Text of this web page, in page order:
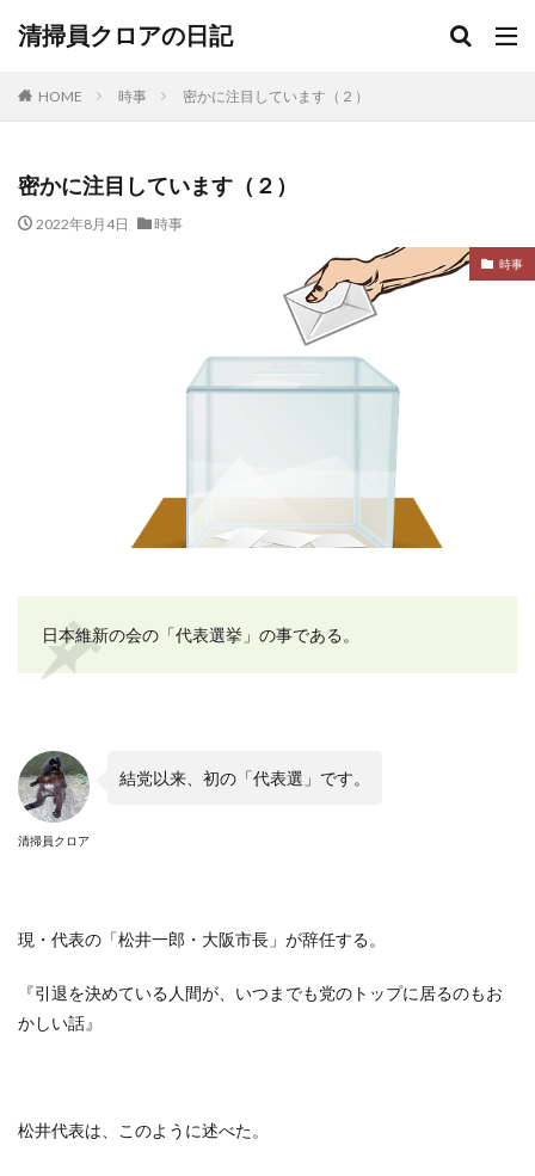
清掃員クロアの日記
HOME 時事 密かに注目しています（２）
密かに注目しています（２）
2022年8月4日 時事
時事
日本維新の会の「代表選挙」の事である。
清掃員クロア
結党以来、初の「代表選」です。
現・代表の「松井一郎・大阪市長」が辞任する。
『引退を決めている人間が、いつまでも党のトップに居るのもお
かしい話』
松井代表は、このように述べた。